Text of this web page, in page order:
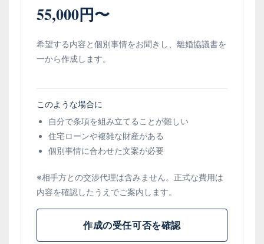
55,000円〜
希望する内容と個別事情をお聞きし、離婚協議書を
一から作成します。
このような場合に
自分で条項を組み立てることが難しい
住宅ローンや複雑な財産がある
個別事情に合わせた文案が必要
※相手方との交渉代理は含みません。正式な費用は
内容を確認したうえでご案内します。
作成の受任可否を確認